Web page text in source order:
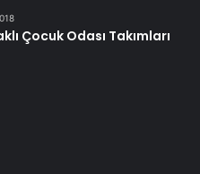
Çocuk Odası Takımları